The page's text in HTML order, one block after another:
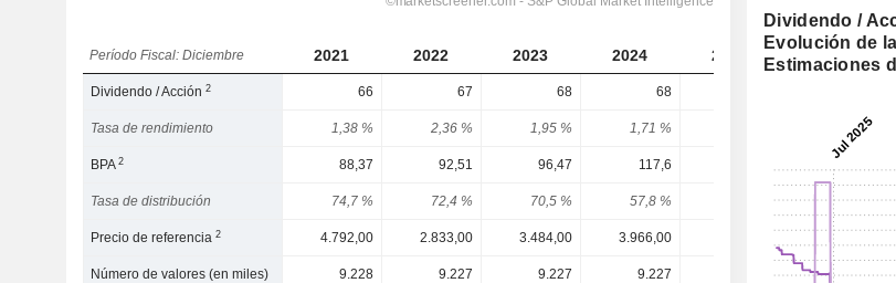
Período Fiscal: Diciembre 2021 2022 2023 2024 2025 2026
Dividendo / Acción2 66 67 68 68
Tasa de rendimiento 1,38 % 2,36 % 1,95 % 1,71 % 2,19 %
BPA2 88,37 92,51 96,47 117,6
Tasa de distribución 74,7 % 72,4 % 70,5 % 57,8 % 66,5 %
Precio de referencia2 4.792,00 2.833,00 3.484,00 3.966,00 3.386,00
Número de valores (en miles) 9.228 9.227 9.227 9.227 9.231
Dividendo /
Evolución de
Estimaciones